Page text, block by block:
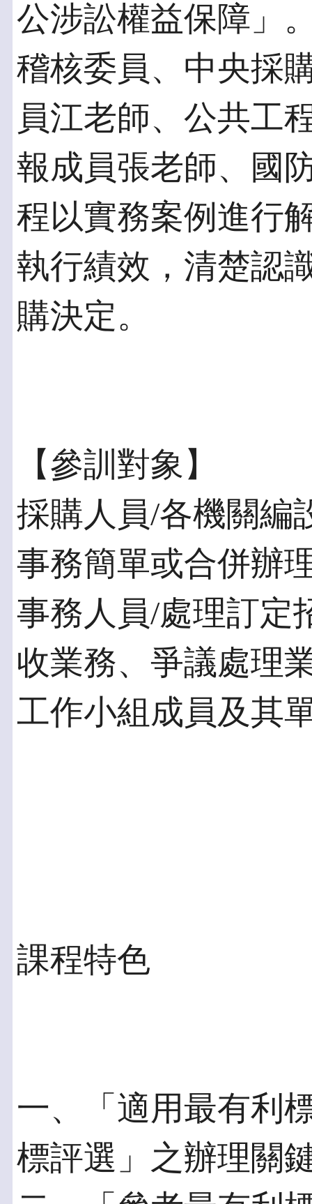
公涉訟權益保障」
稽核委員、中央採
員江老師、公共工
報成員張老師、國
程以實務案例進行
執行績效，清楚認
購決定。
【參訓對象】
採購人員/各機關編
事務簡單或合併辦
事務人員/處理訂定
收業務、爭議處理
工作小組成員及其
課程特色
一、「適用最有利
標評選」之辦理關